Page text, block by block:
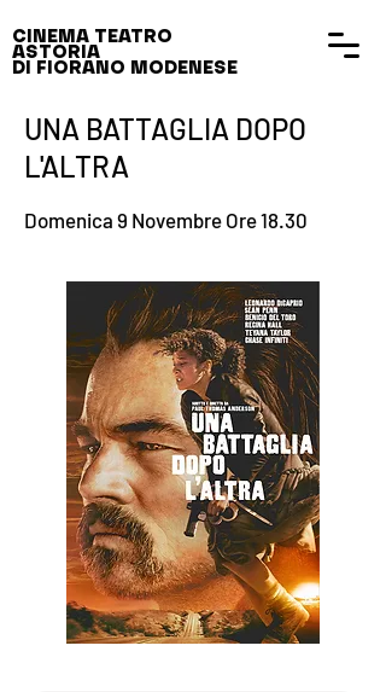
CINEMA TEATRO
ASTORIA
DI FIORANO MODENESE
UNA BATTAGLIA DOPO
L'ALTRA
Domenica 9 Novembre Ore 18.30